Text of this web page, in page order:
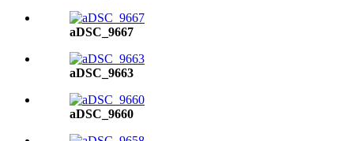
aDSC_9667
aDSC_9663
aDSC_9660